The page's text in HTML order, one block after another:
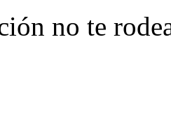
no te